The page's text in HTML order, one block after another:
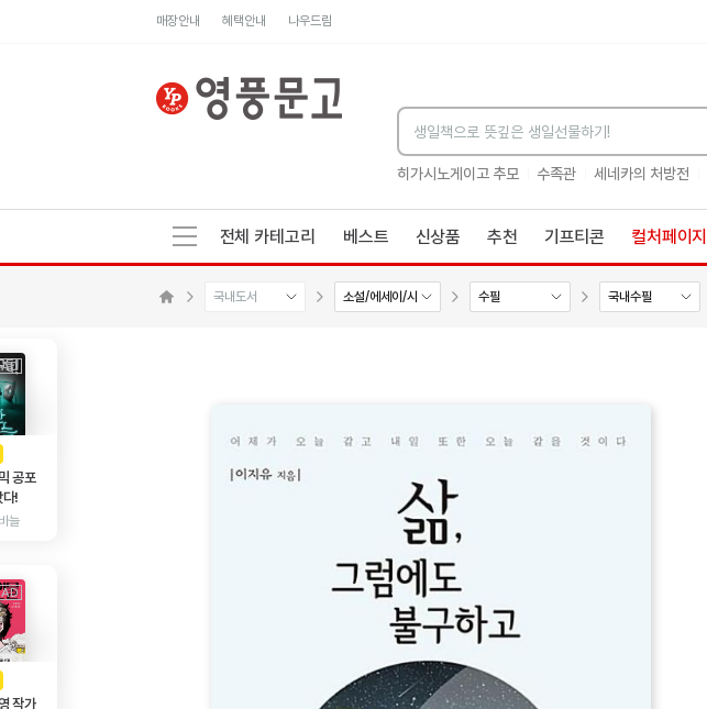
매장안내 혜택안내 나우드림
히가시노게이고 추모 수족관 세네카의 처방전
전체 카테고리 베스트 신상품 추천 기프티콘 컬처페이지
국내도서 소설/에세이/시 수필 국내수필
AD
공포
다!
늘
AD
작가